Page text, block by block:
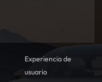
fluido y confiable para
no es solo un auto: es una
hoy mismo para
S05 en tu próximo
Experiencia de
usuario